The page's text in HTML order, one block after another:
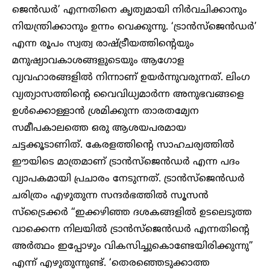
ജെൻഡർ’ എന്നതിനെ കൃത്യമായി നിർവചിക്കാനും
നിയന്ത്രിക്കാനും ഉന്നം വെക്കുന്നു. ‘ട്രാൻസ്‌ജെൻഡർ’
എന്ന രൂപം സ്വത്വ രാഷ്ട്രീയത്തിന്റെയും
മനുഷ്യാവകാശങ്ങളുടെയും ആഗോള
വ്യവഹാരങ്ങളിൽ നിന്നാണ് ഉയർന്നുവരുന്നത്. ലിംഗ
വ്യത്യാസത്തിന്റെ വൈവിധ്യമാർന്ന അനുഭവങ്ങളെ
ഉൾക്കൊള്ളാൻ ശ്രമിക്കുന്ന താരതമ്യേന
സമീപകാലത്തെ ഒരു ആശയപരമായ
ചട്ടക്കൂടാണിത്. കേരളത്തിന്റെ സാഹചര്യത്തിൽ
ഈയിടെ മാത്രമാണ് ട്രാൻസ്ജെൻഡർ എന്ന പദം
വ്യാപകമായി പ്രചാരം നേടുന്നത്. ട്രാൻസ്ജെൻഡർ
ചരിത്രം എഴുതുന്ന സന്ദർഭത്തിൽ സൂസൻ
സ്ട്രൈക്കർ “ഇക്കഴിഞ്ഞ ദശകങ്ങളിൽ ഉടലെടുത്ത
വാക്കെന്ന നിലയിൽ ട്രാൻസ്ജെൻഡർ എന്നതിന്റെ
അർത്ഥം ഇപ്പോഴും വികസിച്ചുകൊണ്ടേയിരിക്കുന്നു”
എന്ന് എഴുതുന്നുണ്ട്. ‘തെരഞ്ഞെടുക്കാത്ത